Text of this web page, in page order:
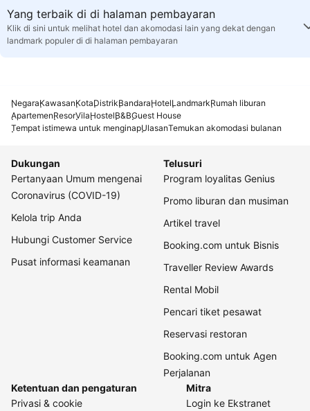
Yang terbaik di di halaman pembayaran
Klik di sini untuk melihat hotel dan akomodasi lain yang dekat dengan
landmark populer di di halaman pembayaran
NegaraKawasanKotaDistrikBandaraHotelLandmarkRumah liburan
ApartemenResorVilaHostelB&BGuest House
Tempat istimewa untuk menginapUlasanTemukan akomodasi bulanan
Dukungan
Pertanyaan Umum mengenai
Coronavirus (COVID-19)
Kelola trip Anda
Hubungi Customer Service
Pusat informasi keamanan
Telusuri
Program loyalitas Genius
Promo liburan dan musiman
Artikel travel
Booking.com untuk Bisnis
Traveller Review Awards
Rental Mobil
Pencari tiket pesawat
Reservasi restoran
Booking.com untuk Agen
Perjalanan
Ketentuan dan pengaturan
Privasi & cookie
Mitra
Login ke Ekstranet